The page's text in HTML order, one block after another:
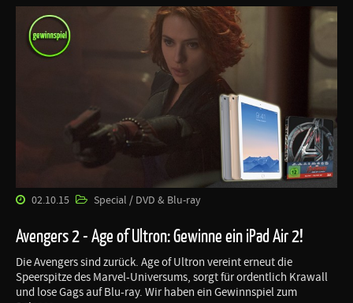
02.10.15 Special / DVD & Blu-ray
Avengers 2 - Age of Ultron: Gewinne ein iPad Air 2!
Die Avengers sind zurück. Age of Ultron vereint erneut die
Speerspitze des Marvel-Universums, sorgt für ordentlich Krawall
und lose Gags auf Blu-ray. Wir haben ein Gewinnspiel zum